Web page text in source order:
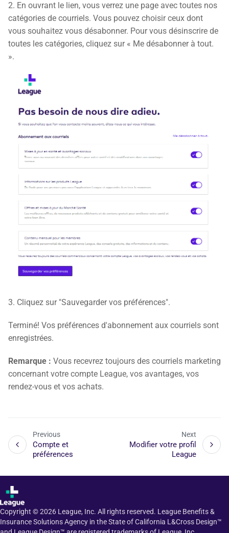
2. En ouvrant le lien, vous verrez une page avec toutes nos
catégories de courriels. Vous pouvez choisir ceux dont
vous souhaitez vous désabonner. Pour vous désinscrire de
toutes les catégories, cliquez sur « Me désabonner à tout.
».
3. Cliquez sur "Sauvegarder vos préférences".
Terminé! Vos préférences d'abonnement aux courriels sont
enregistrées.
Remarque : Vous recevrez toujours des courriels marketing
concernant votre compte League, vos avantages, vos
rendez-vous et vos achats.
Previous
Compte et
préférences
Next
Modifier votre profil
League
Copyright ©2026 League, Inc. All rights reserved. League Benefits &
Insurance Solutions Agency in the State of California L&Cross Design™